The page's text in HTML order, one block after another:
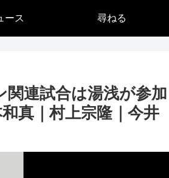
ース 尋ねる
連試合は湯浅が参加
真｜村上宗隆｜今井